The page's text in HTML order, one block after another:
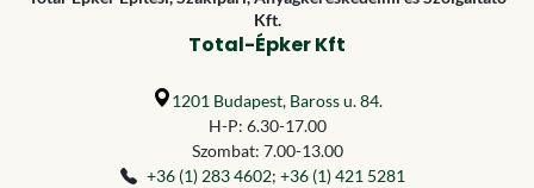
Kft.
Total-Épker Kft
1201 Budapest, Baross u. 84.
H-P: 6.30-17.00
Szombat: 7.00-13.00
+36 (1) 283 4602; +36 (1) 421 5281